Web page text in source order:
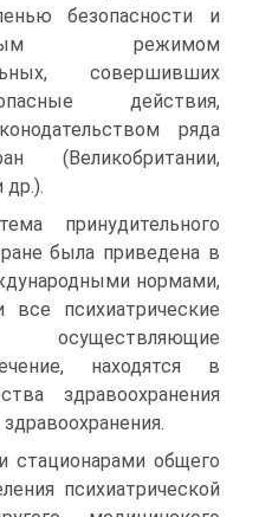
безопасности и
режимом
совершивших
действия,
ряда
(Великобритании,
др.).
принудительного
была приведена в
нормами,
психиатрические
находятся в
здравоохранения
стационарами общего
психиатрической